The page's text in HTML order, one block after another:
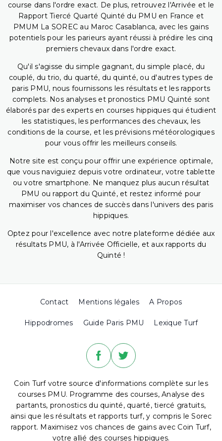
course dans l'ordre exact. De plus, retrouvez l'Arrivée et le
Rapport Tiercé Quarté Quinté du PMU en France et
PMUM La SOREC au Maroc Casablanca, avec les gains
potentiels pour les parieurs ayant réussi à prédire les cinq
premiers chevaux dans l'ordre exact.
Qu'il s'agisse du simple gagnant, du simple placé, du
couplé, du trio, du quarté, du quinté, ou d'autres types de
paris PMU, nous fournissons les résultats et les rapports
complets. Nos analyses et pronostics PMU Quinté sont
élaborés par des experts en courses hippiques qui étudient
les statistiques, les performances des chevaux, les
conditions de la course, et les prévisions météorologiques
pour vous offrir les meilleurs conseils.
Notre site est conçu pour offrir une expérience optimale,
que vous naviguiez depuis votre ordinateur, votre tablette
ou votre smartphone. Ne manquez plus aucun résultat
PMU ou rapport du Quinté, et restez informé pour
maximiser vos chances de succès dans l'univers des paris
hippiques.
Optez pour l'excellence avec notre plateforme dédiée aux
résultats PMU, à l'Arrivée Officielle, et aux rapports du
Quinté !
Contact Mentions légales A Propos
Hippodromes Guide Paris PMU Lexique Turf
Coin Turf votre source d'informations complète sur les
courses PMU. Programme des courses, Analyse des
partants, pronostics du quinté, quarté, tiercé gratuits,
ainsi que les résultats et rapports turf, y compris le Sorec
rapport. Maximisez vos chances de gains avec Coin Turf,
votre allié des courses hippiques.